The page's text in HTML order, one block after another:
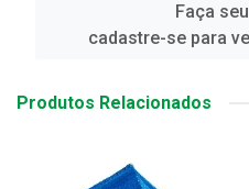
Faça
cadastre-se para
Produtos Relacionados